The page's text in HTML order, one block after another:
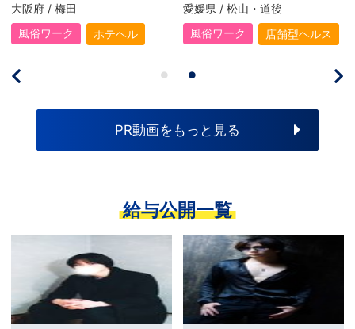
大阪府 / 梅田
風俗ワーク
ホテヘル
愛媛県 / 松山・道後
風俗ワーク
店舗型ヘルス
PR動画をもっと見る
給与公開一覧